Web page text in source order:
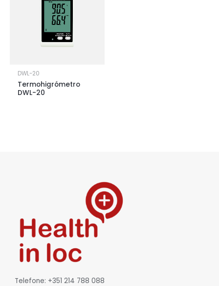
DWL-20
Termohigrómetro
DWL-20
Telefone: +351 214 788 088